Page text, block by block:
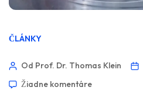
ČLÁNKY
Od Prof. Dr. Thomas Klein
Žiadne komentáre